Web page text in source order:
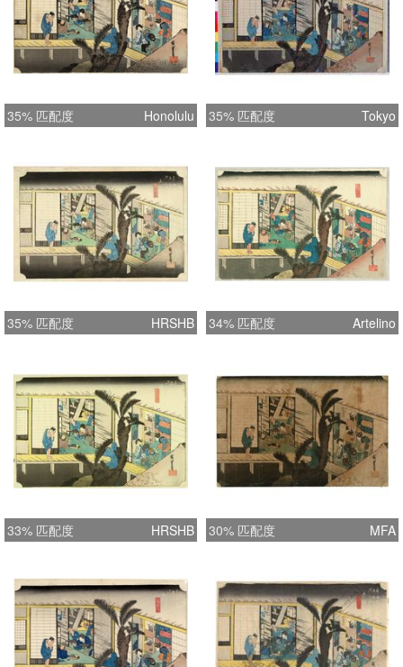
35% 匹配度 Honolulu 35% 匹配度 Tokyo
35% 匹配度 HRSHB 34% 匹配度 Artelino
33% 匹配度 HRSHB 30% 匹配度 MFA